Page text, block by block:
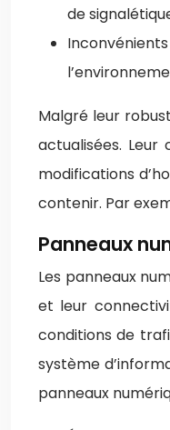
de
Malgré leur
actualisées.
modifications
contenir. Par
Panneaux
Les panneaux
et leur
conditions de
système
panneaux